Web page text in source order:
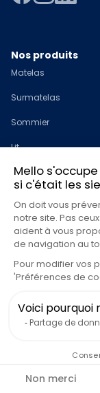
Mello
si c'était les
On doit vous
notre site. Pas
aident à vous
de navigation au
Pour modifier vos
'Préférences de
Voici pourquoi
Partage de
Non merci
Nos produits
Matelas
Surmatelas
Sommier
Lit
Pack matelas
Protège-matelas
Accessoires
Plaids
Oreillers
L'histoire